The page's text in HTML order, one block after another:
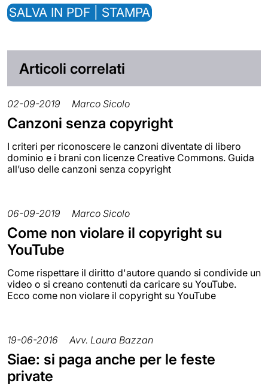
SALVA IN PDF | STAMPA
Articoli correlati
02-09-2019 Marco Sicolo
Canzoni senza copyright
I criteri per riconoscere le canzoni diventate di libero
dominio e i brani con licenze Creative Commons. Guida
all’uso delle canzoni senza copyright
06-09-2019 Marco Sicolo
Come non violare il copyright su
YouTube
Come rispettare il diritto d'autore quando si condivide un
video o si creano contenuti da caricare su YouTube.
Ecco come non violare il copyright su YouTube
19-06-2016 Avv. Laura Bazzan
Siae: si paga anche per le feste
private